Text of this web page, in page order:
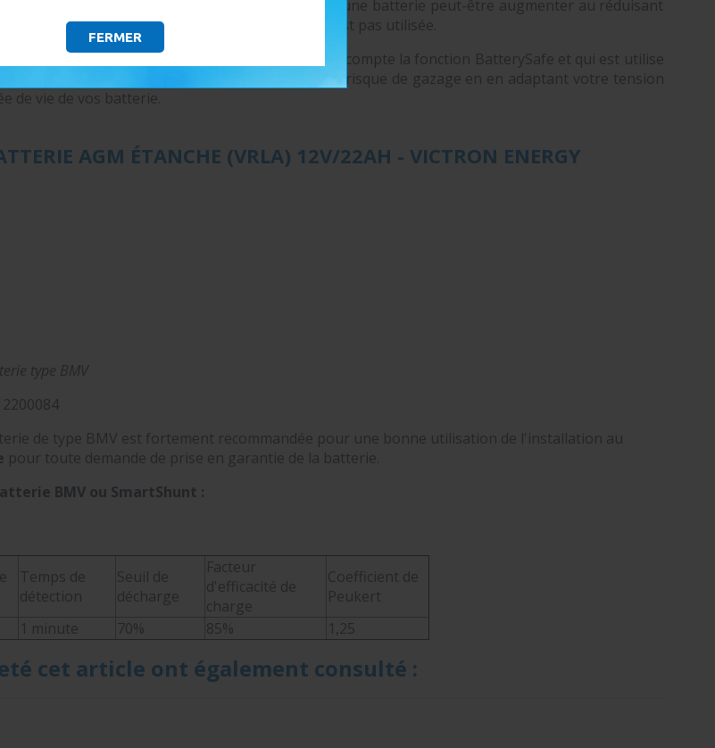
Victron Energy ont révélé que la durée de vie d'une batterie peut-être augmenter au réduisant
d'éviter la décharge, lorsque la batterie n'est pas utilisée.
de Victron Energy en 3 étapes qui prend en compte la fonction BatterySafe et qui est utilise
manière de recharger vos batteries sans risque de gazage en en adaptant votre tension
de vie de vos batterie.
AGM ÉTANCHE (VRLA) 12V/22AH - VICTRON ENERGY
type BMV
de type BMV est fortement recommandée pour une bonne utilisation de l'installation au
pour toute demande de prise en garantie de la batterie.
BMV ou SmartShunt :
Temps de
détection
Seuil de
décharge
Facteur
d'efficacité de
charge
Coefficient de
Peukert
1 minute 70% 85% 1,25
cet article ont également consulté :
FERMER